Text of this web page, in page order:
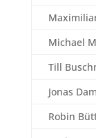
Michael
Till
Jonas
Robin